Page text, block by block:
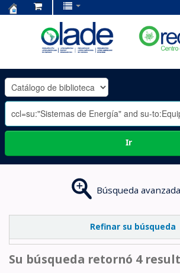
OLADE
-
Ir
Búsqueda avanzada
Refinar su búsqueda
Su búsqueda retornó 4